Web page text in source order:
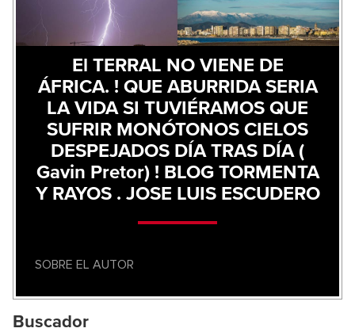
El TERRAL NO VIENE DE
ÁFRICA. ! QUE ABURRIDA SERIA
LA VIDA SI TUVIÉRAMOS QUE
SUFRIR MONÓTONOS CIELOS
DESPEJADOS DÍA TRAS DÍA (
Gavin Pretor) ! BLOG TORMENTA
Y RAYOS . JOSE LUIS ESCUDERO
SOBRE EL AUTOR
Buscador